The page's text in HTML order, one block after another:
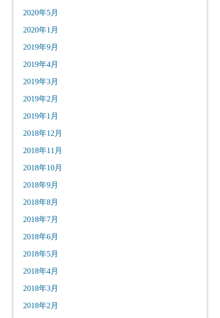
2020年5月
2020年1月
2019年9月
2019年4月
2019年3月
2019年2月
2019年1月
2018年12月
2018年11月
2018年10月
2018年9月
2018年8月
2018年7月
2018年6月
2018年5月
2018年4月
2018年3月
2018年2月